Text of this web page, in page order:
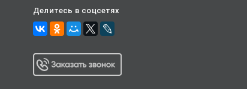
Делитесь в соцсетях